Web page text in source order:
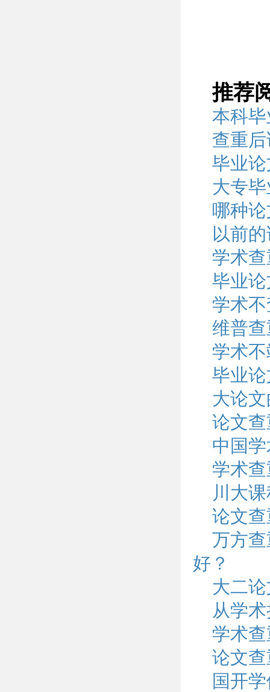
推荐
本科
查重
毕业
大专
哪种
以前
学术
毕业
学术
维普
学术
毕业
大论
论文
中国
学术
川大
论文
万方
好？
大二
从学
学术
论文
国开